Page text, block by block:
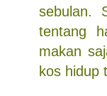
sebulan.
tentang
makan
kos hidup